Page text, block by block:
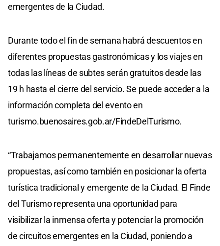
emergentes de la Ciudad.
Durante todo el fin de semana habrá descuentos en
diferentes propuestas gastronómicas y los viajes en
todas las líneas de subtes serán gratuitos desde las
19 h hasta el cierre del servicio. Se puede acceder a la
información completa del evento en
turismo.buenosaires.gob.ar/FindeDelTurismo.
“Trabajamos permanentemente en desarrollar nuevas
propuestas, así como también en posicionar la oferta
turística tradicional y emergente de la Ciudad. El Finde
del Turismo representa una oportunidad para
visibilizar la inmensa oferta y potenciar la promoción
de circuitos emergentes en la Ciudad, poniendo a